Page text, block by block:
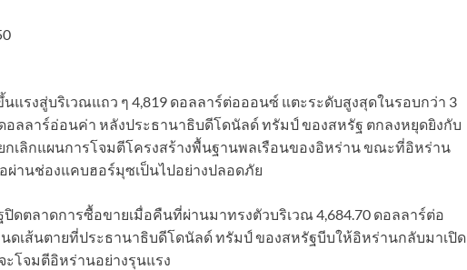
แรงสู่บริเวณแถว ๆ 4,819 ดอลลาร์ต่อออนซ์ แตะระดับสูงสุดในรอบกว่า 3
อลลาร์อ่อนค่า หลังประธานาธิบดีโดนัลด์ ทรัมป์ ของสหรัฐ ตกลงหยุดยิงกับ
กเลิกแผนการโจมตีโครงสร้างพื้นฐานพลเรือนของอิหร่าน ขณะที่อิหร่าน
ผ่านช่องแคบฮอร์มุซเป็นไปอย่างปลอดภัย
ดตลาดการซื้อขายเมื่อคืนที่ผ่านมาทรงตัวบริเวณ 4,684.70 ดอลลาร์ต่อ
ดเส้นตายที่ประธานาธิบดีโดนัลด์ ทรัมป์ ของสหรัฐบีบให้อิหร่านกลับมาเปิด
โจมตีอิหร่านอย่างรุนแรง